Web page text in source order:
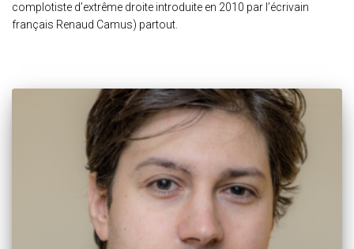
complotiste d’extrême droite introduite en 2010 par l’écrivain
français Renaud Camus) partout.